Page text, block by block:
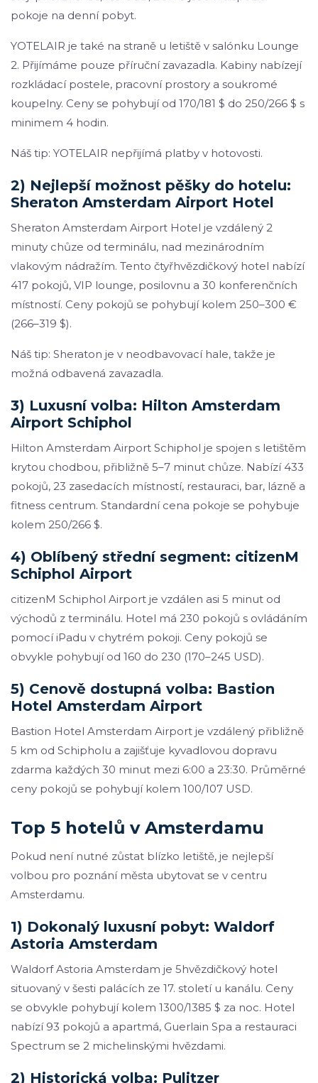
pokoje na denní pobyt.
YOTELAIR je také na straně u letiště v salónku Lounge
2. Přijímáme pouze příruční zavazadla. Kabiny nabízejí
rozkládací postele, pracovní prostory a soukromé
koupelny. Ceny se pohybují od 170/181 $ do 250/266 $ s
minimem 4 hodin.
Náš tip: YOTELAIR nepřijímá platby v hotovosti.
2) Nejlepší možnost pěšky do hotelu:
Sheraton Amsterdam Airport Hotel
Sheraton Amsterdam Airport Hotel je vzdálený 2
minuty chůze od terminálu, nad mezinárodním
vlakovým nádražím. Tento čtyřhvězdičkový hotel nabízí
417 pokojů, VIP lounge, posilovnu a 30 konferenčních
místností. Ceny pokojů se pohybují kolem 250–300 €
(266–319 $).
Náš tip: Sheraton je v neodbavovací hale, takže je
možná odbavená zavazadla.
3) Luxusní volba: Hilton Amsterdam
Airport Schiphol
Hilton Amsterdam Airport Schiphol je spojen s letištěm
krytou chodbou, přibližně 5–7 minut chůze. Nabízí 433
pokojů, 23 zasedacích místností, restauraci, bar, lázně a
fitness centrum. Standardní cena pokoje se pohybuje
kolem 250/266 $.
4) Oblíbený střední segment: citizenM
Schiphol Airport
citizenM Schiphol Airport je vzdálen asi 5 minut od
východů z terminálu. Hotel má 230 pokojů s ovládáním
pomocí iPadu v chytrém pokoji. Ceny pokojů se
obvykle pohybují od 160 do 230 (170–245 USD).
5) Cenově dostupná volba: Bastion
Hotel Amsterdam Airport
Bastion Hotel Amsterdam Airport je vzdálený přibližně
5 km od Schipholu a zajišťuje kyvadlovou dopravu
zdarma každých 30 minut mezi 6:00 a 23:30. Průměrné
ceny pokojů se pohybují kolem 100/107 USD.
Top 5 hotelů v Amsterdamu
Pokud není nutné zůstat blízko letiště, je nejlepší
volbou pro poznání města ubytovat se v centru
Amsterdamu.
1) Dokonalý luxusní pobyt: Waldorf
Astoria Amsterdam
Waldorf Astoria Amsterdam je 5hvězdičkový hotel
situovaný v šesti palácích ze 17. století u kanálu. Ceny
se obvykle pohybují kolem 1300/1385 $ za noc. Hotel
nabízí 93 pokojů a apartmá, Guerlain Spa a restauraci
Spectrum se 2 michelinskými hvězdami.
2) Historická volba: Pulitzer